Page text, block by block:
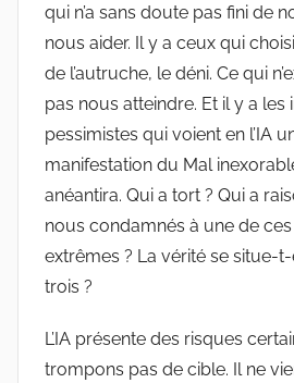
qui n’a sans doute pas fini de
nous aider. Il y a ceux qui
de l’autruche, le déni. Ce qui
pas nous atteindre. Et il y a
pessimistes qui voient en l’IA
manifestation du Mal
anéantira. Qui a tort ? Qui a
nous condamnés à une de
extrêmes ? La vérité se situe-
trois ?
L’IA présente des risques
trompons pas de cible. Il ne